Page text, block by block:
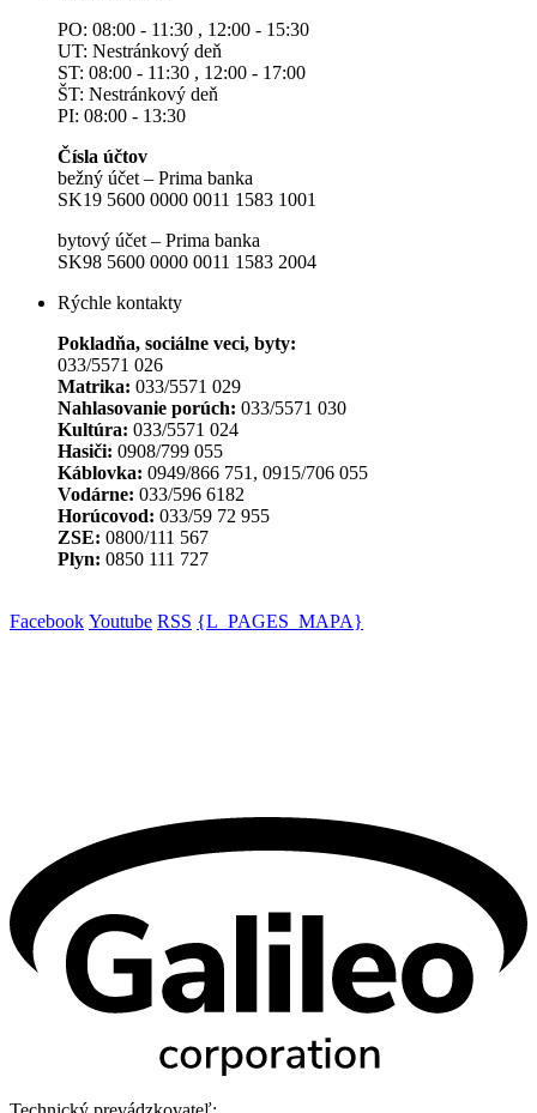
PO: 08:00 - 11:30 , 12:00 - 15:30
UT: Nestránkový deň
ST: 08:00 - 11:30 , 12:00 - 17:00
ŠT: Nestránkový deň
PI: 08:00 - 13:30
Čísla účtov
bežný účet – Prima banka
SK19 5600 0000 0011 1583 1001
bytový účet – Prima banka
SK98 5600 0000 0011 1583 2004
Rýchle kontakty
Pokladňa, sociálne veci, byty:
033/5571 026
Matrika: 033/5571 029
Nahlasovanie porúch: 033/5571 030
Kultúra: 033/5571 024
Hasiči: 0908/799 055
Káblovka: 0949/866 751, 0915/706 055
Vodárne: 033/596 6182
Horúcovod: 033/59 72 955
ZSE: 0800/111 567
Plyn: 0850 111 727
Facebook Youtube RSS {L_PAGES_MAPA}